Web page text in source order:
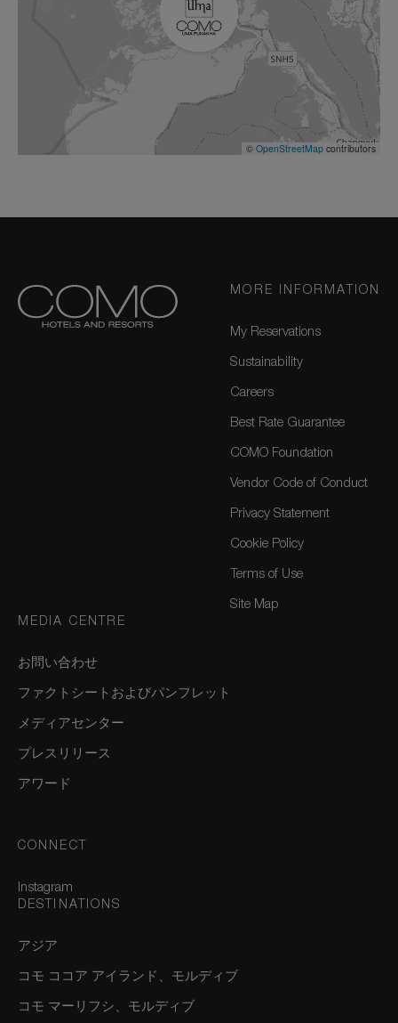
© OpenStreetMap contributors
MORE INFORMATION
My Reservations
Sustainability
Careers
Best Rate Guarantee
COMO Foundation
Vendor Code of Conduct
Privacy Statement
Cookie Policy
Terms of Use
Site Map
MEDIA CENTRE
お問い合わせ
ファクトシートおよびパンフレット
メディアセンター
プレスリリース
アワード
CONNECT
Instagram
DESTINATIONS
アジア
コモ ココア アイランド、モルディブ
コモ マーリフシ、モルディブ